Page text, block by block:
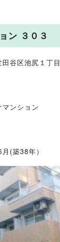
ン ３０３
谷区池尻１丁目
ンション
(築38年）